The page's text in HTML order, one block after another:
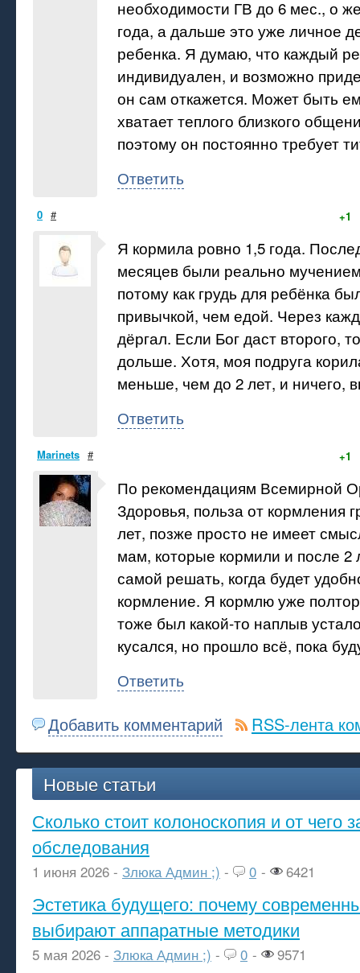
необходимости ГВ до 6 мес., о
года, а дальше это уже личное
ребенка. Я думаю, что каждый
индивидуален, и возможно
он сам откажется. Может быть
хватает теплого близкого
поэтому он постоянно требует
Ответить
0 # +1
Я кормила ровно 1,5 года.
месяцев были реально
потому как грудь для ребёнка
привычкой, чем едой. Через
дёргал. Если Бог даст второго,
дольше. Хотя, моя подруга
меньше, чем до 2 лет, и ничего,
Ответить
Marinets # +1
По рекомендациям Всемирной
Здоровья, польза от кормления
лет, позже просто не имеет
мам, которые кормили и после
самой решать, когда будет
кормление. Я кормлю уже
тоже был какой-то наплыв
кусался, но прошло всё, пока
Ответить
Добавить комментарий RSS-лента
Новые статьи
Сколько стоит колоноскопия и от чего
обследования
1 июня 2026 - Злюка Админ ;) - 0 - 6421
Эстетика будущего: почему
выбирают аппаратные методики
5 мая 2026 - Злюка Админ ;) - 0 - 9571